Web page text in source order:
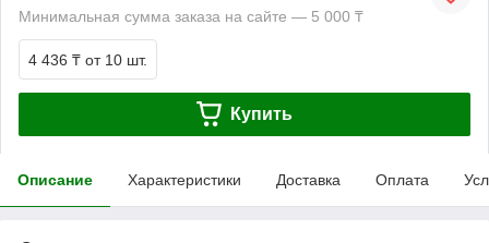
Минимальная сумма заказа на сайте — 5 000 ₸
4 436 ₸ от 10 шт.
Купить
Описание Характеристики Доставка Оплата